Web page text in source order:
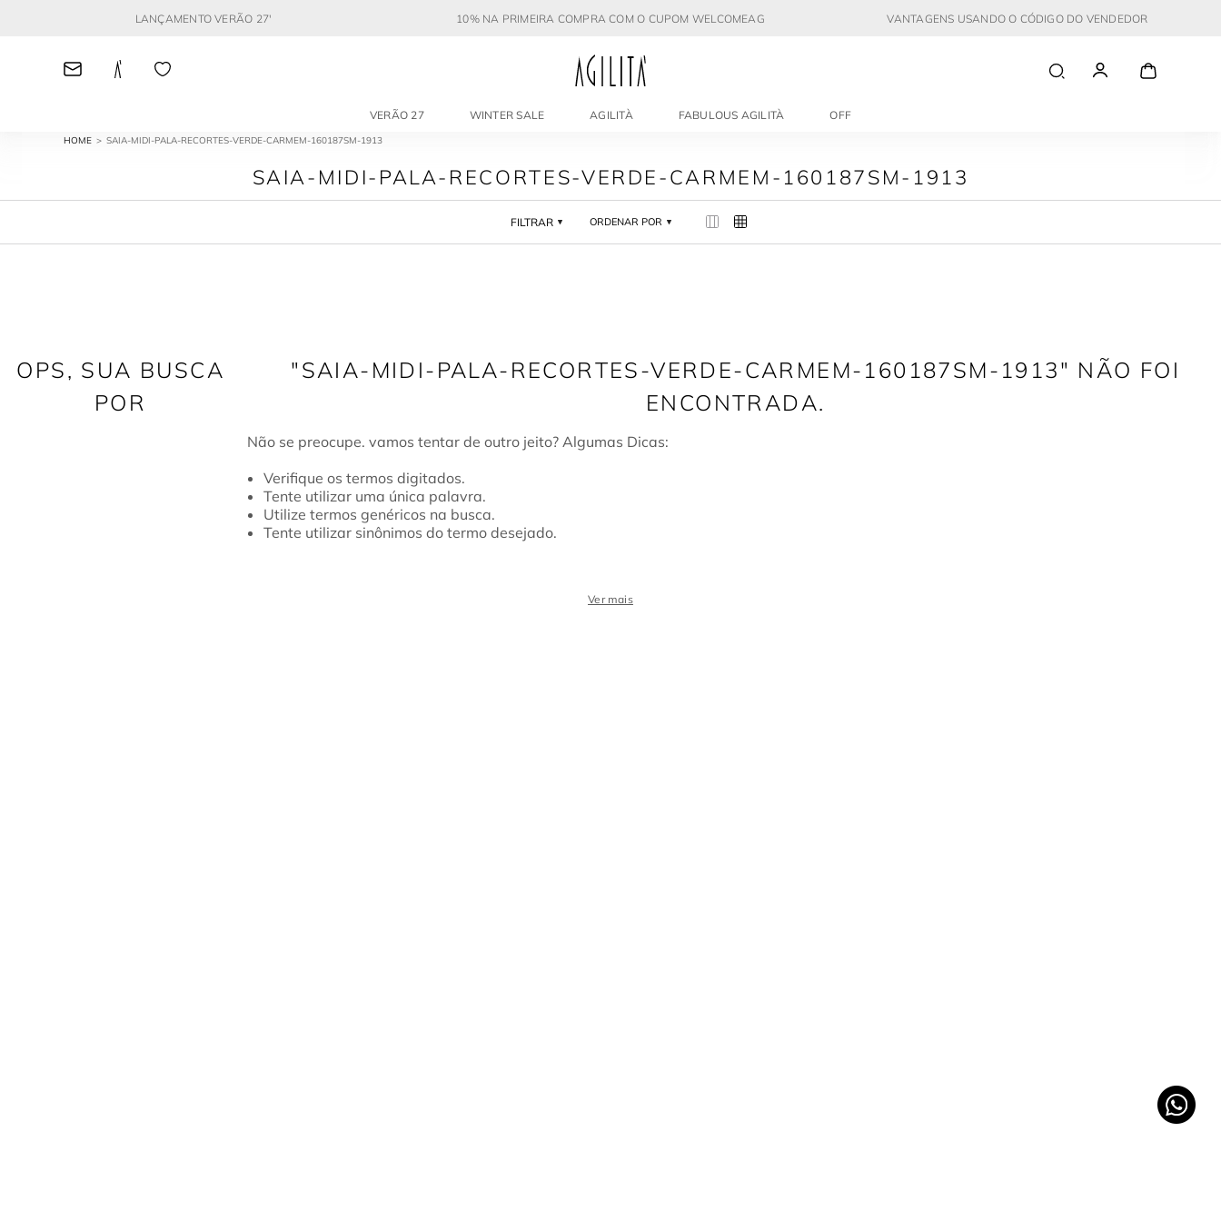
LANÇAMENTO VERÃO 27' 10% NA PRIMEIRA COMPRA COM O CUPOM WELCOMEAG VANTAGENS USANDO O CÓDIGO DO VENDEDOR
VERÃO 27 WINTER SALE AGILITÀ FABULOUS AGILITÀ OFF
SAIA-MIDI-PALA-RECORTES-VERDE-CARMEM-160187SM-1913
SAIA-MIDI-PALA-RECORTES-VERDE-CARMEM-160187SM-1913
FILTRAR ORDENAR POR
SAIA-MIDI-PALA-RECORTES-VERDE-CARMEM-160187SM-1913
Verifique os termos digitados.
Tente utilizar uma única palavra.
Utilize termos genéricos na busca.
Tente utilizar sinônimos do termo desejado.
Ver mais